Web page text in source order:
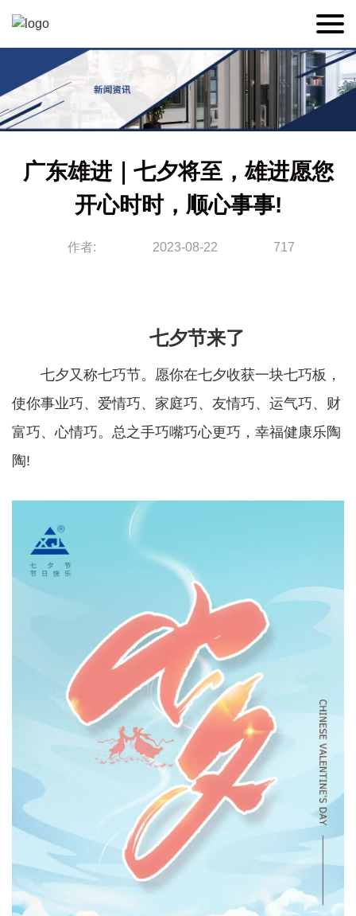
广东雄进｜七夕将至，雄进愿您
开心时时，顺心事事!
作者: 2023-08-22 717
七夕节来了
七夕又称七巧节。愿你在七夕收获一块七巧板，
使你事业巧、爱情巧、家庭巧、友情巧、运气巧、财
富巧、心情巧。总之手巧嘴巧心更巧，幸福健康乐陶
陶!